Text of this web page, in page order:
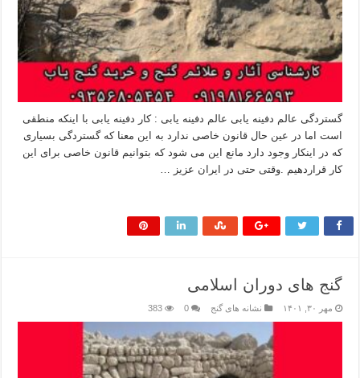
گستردگی عالم دفینه یابی عالم دفینه یابی : کار دفینه یابی با اینکه منطقی
است اما در عین حال قانون خاصی ندارد به این معنا که گستردگی بسیاری
که در اینکار وجود دارد مانع این می شود که بتوانیم قانون خاصی برای این
کار قراردهیم .وقتی حتی در ایران عزیز …
گنج های دوران اسلامی
مهر ۳۰, ۱۴۰۱ نشانه های گنج 0
383